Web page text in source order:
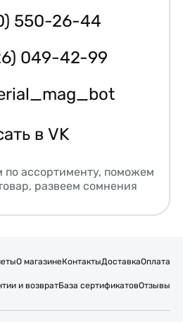
550-26-44
049-42-99
в VK
по ассортименту, поможем
развеем сомнения
О магазинеКонтактыДоставкаОплата
и возвратБаза сертификатовОтзывы